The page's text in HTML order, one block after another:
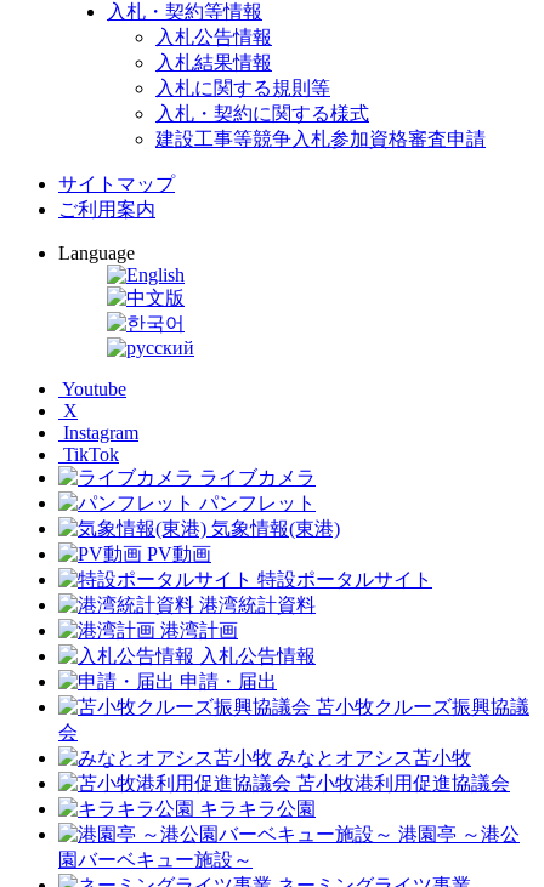
入札・契約等情報
入札公告情報
入札結果情報
入札に関する規則等
入札・契約に関する様式
建設工事等競争入札参加資格審査申請
サイトマップ
ご利用案内
Language
Youtube
X
Instagram
TikTok
ライブカメラ
パンフレット
気象情報(東港)
PV動画
特設ポータルサイト
港湾統計資料
港湾計画
入札公告情報
申請・届出
苫小牧クルーズ振興協議
会
みなとオアシス苫小牧
苫小牧港利用促進協議会
キラキラ公園
港園亭 ～港公
園バーベキュー施設～